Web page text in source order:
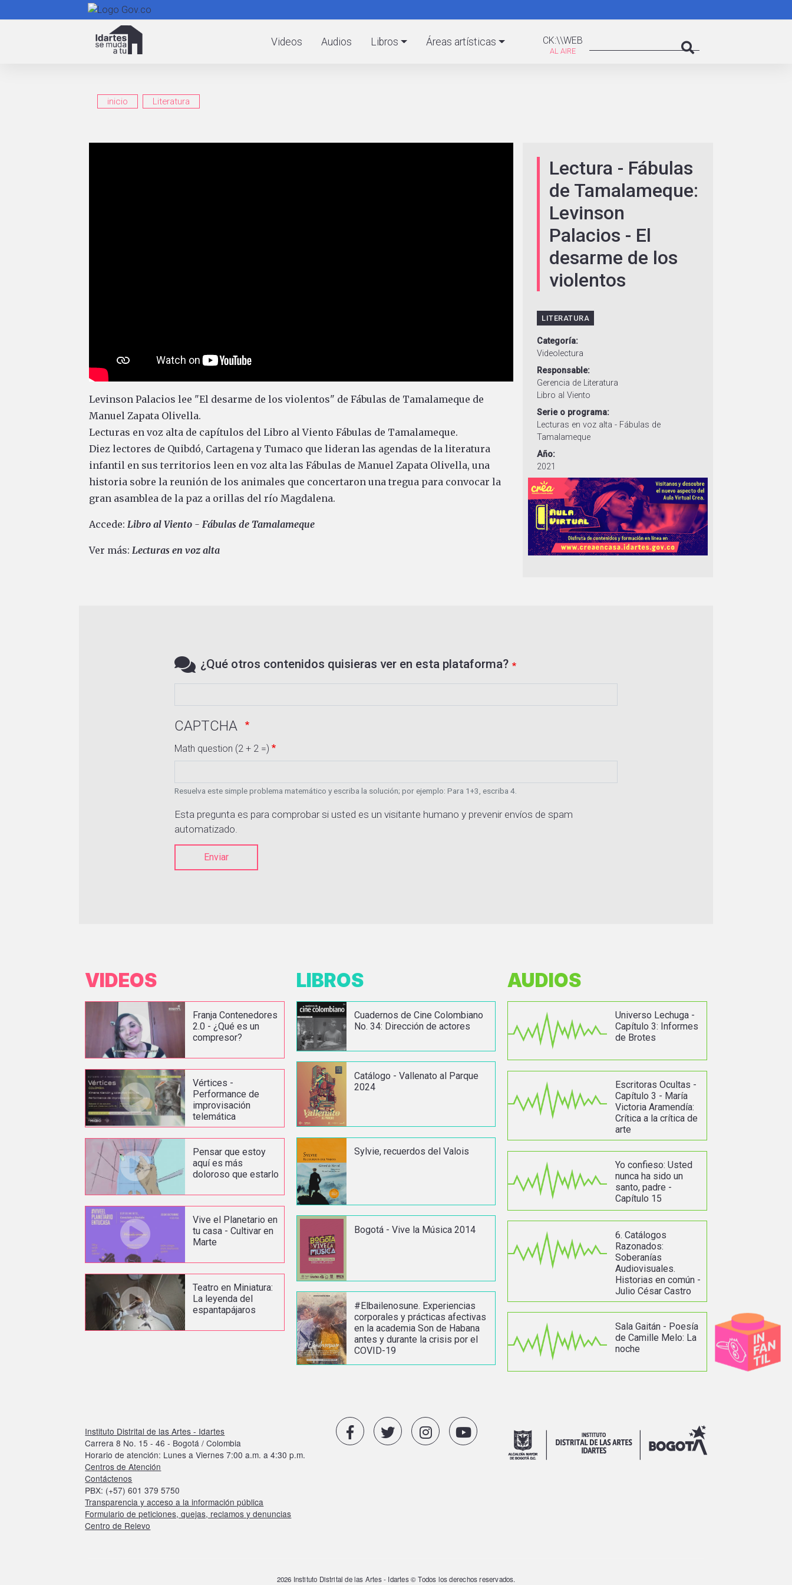
al
contenido
CK:\WEB
CK:\\WEB
Videos Audios Libros Áreas artísticas
inicio Literatura
Levinson Palacios lee "El desarme de los violentos" de Fábulas de Tamalameque de
Manuel Zapata Olivella.
Lecturas en voz alta de capítulos del Libro al Viento Fábulas de Tamalameque.
Diez lectores de Quibdó, Cartagena y Tumaco que lideran las agendas de la literatura
infantil en sus territorios leen en voz alta las Fábulas de Manuel Zapata Olivella, una
historia sobre la reunión de los animales que concertaron una tregua para convocar la
gran asamblea de la paz a orillas del río Magdalena.
Accede: Libro al Viento - Fábulas de Tamalameque
Ver más: Lecturas en voz alta
Lectura - Fábulas
de Tamalameque:
Levinson
Palacios - El
desarme de los
violentos
LITERATURA
Categoría
Videolectura
Responsable
Gerencia de Literatura
Libro al Viento
Serie o programa
Lecturas en voz alta - Fábulas de
Tamalameque
Año
2021
¿Qué otros contenidos quisieras ver en esta plataforma?
CAPTCHA
Math question (2 + 2 =)
Resuelva este simple problema matemático y escriba la solución; por ejemplo: Para 1+3, escriba 4.
Esta pregunta es para comprobar si usted es un visitante humano y prevenir envíos de spam
automatizado.
Enviar
VIDEOS
Franja Contenedores
2.0 - ¿Qué es un
compresor?
Vértices -
Performance de
improvisación
telemática
Pensar que estoy
aquí es más
doloroso que estarlo
Vive el Planetario en
tu casa - Cultivar en
Marte
Teatro en Miniatura:
La leyenda del
espantapájaros
LIBROS
Cuadernos de Cine Colombiano
No. 34: Dirección de actores
Catálogo - Vallenato al Parque
2024
Sylvie, recuerdos del Valois
Bogotá - Vive la Música 2014
#Elbailenosune. Experiencias
corporales y prácticas afectivas
en la academia Son de Habana
antes y durante la crisis por el
COVID-19
AUDIOS
Universo Lechuga -
Capítulo 3: Informes
de Brotes
Escritoras Ocultas -
Capítulo 3 - María
Victoria Aramendía:
Crítica a la crítica de
arte
Yo confieso: Usted
nunca ha sido un
santo, padre -
Capítulo 15
6. Catálogos
Razonados:
Soberanías
Audiovisuales.
Historias en común -
Julio César Castro
Sala Gaitán - Poesía
de Camille Melo: La
noche
Instituto Distrital de las Artes - Idartes
Carrera 8 No. 15 - 46 - Bogotá / Colombia
Horario de atención: Lunes a Viernes 7:00 a.m. a 4:30 p.m.
Centros de Atención
Contáctenos
PBX: (+57) 601 379 5750
Transparencia y acceso a la información pública
Formulario de peticiones, quejas, reclamos y denuncias
Centro de Relevo
2026 Instituto Distrital de las Artes - Idartes © Todos los derechos reservados.